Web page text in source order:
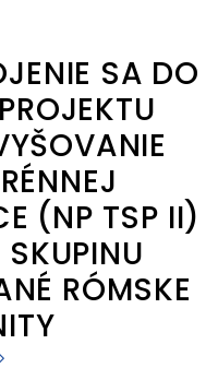
SA DO
(NP TSP II)
SKUPINU
RÓMSKE